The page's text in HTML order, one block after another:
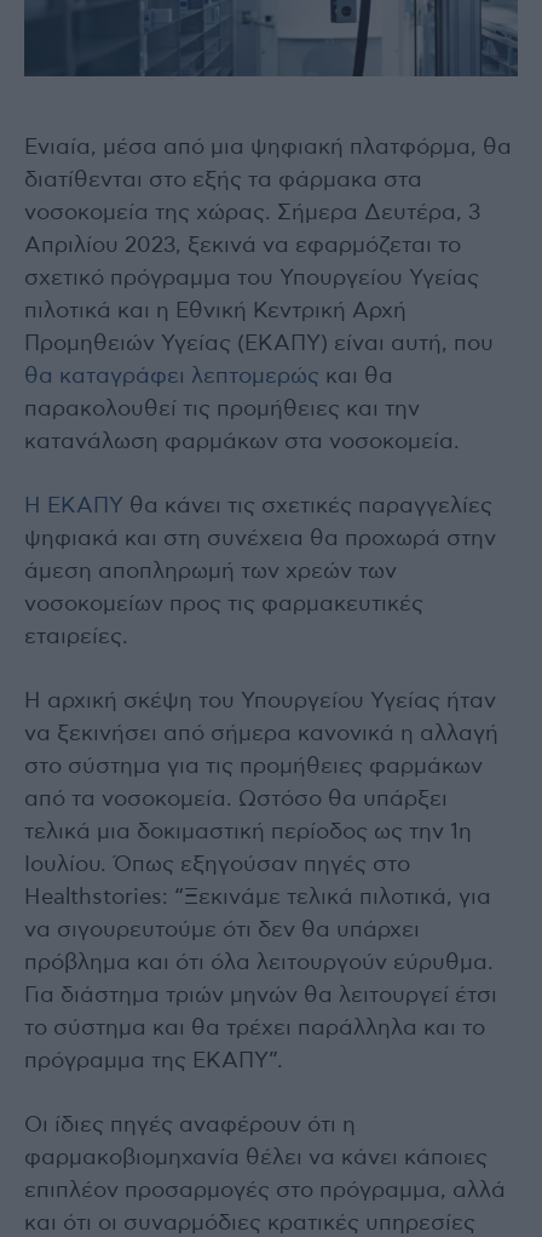
Ενιαία, μέσα από μια ψηφιακή πλατφόρμα, θα
διατίθενται στο εξής τα φάρμακα στα
νοσοκομεία της χώρας. Σήμερα Δευτέρα, 3
Απριλίου 2023, ξεκινά να εφαρμόζεται το
σχετικό πρόγραμμα του Υπουργείου Υγείας
πιλοτικά και η Εθνική Κεντρική Αρχή
Προμηθειών Υγείας (ΕΚΑΠΥ) είναι αυτή, που
θα καταγράφει λεπτομερώς και θα
παρακολουθεί τις προμήθειες και την
κατανάλωση φαρμάκων στα νοσοκομεία.
Η ΕΚΑΠΥ θα κάνει τις σχετικές παραγγελίες
ψηφιακά και στη συνέχεια θα προχωρά στην
άμεση αποπληρωμή των χρεών των
νοσοκομείων προς τις φαρμακευτικές
εταιρείες.
Η αρχική σκέψη του Υπουργείου Υγείας ήταν
να ξεκινήσει από σήμερα κανονικά η αλλαγή
στο σύστημα για τις προμήθειες φαρμάκων
από τα νοσοκομεία. Ωστόσο θα υπάρξει
τελικά μια δοκιμαστική περίοδος ως την 1η
Ιουλίου. Όπως εξηγούσαν πηγές στο
Healthstories: “Ξεκινάμε τελικά πιλοτικά, για
να σιγουρευτούμε ότι δεν θα υπάρχει
πρόβλημα και ότι όλα λειτουργούν εύρυθμα.
Για διάστημα τριών μηνών θα λειτουργεί έτσι
το σύστημα και θα τρέχει παράλληλα και το
πρόγραμμα της ΕΚΑΠΥ”.
Οι ίδιες πηγές αναφέρουν ότι η
φαρμακοβιομηχανία θέλει να κάνει κάποιες
επιπλέον προσαρμογές στο πρόγραμμα, αλλά
και ότι οι συναρμόδιες κρατικές υπηρεσίες